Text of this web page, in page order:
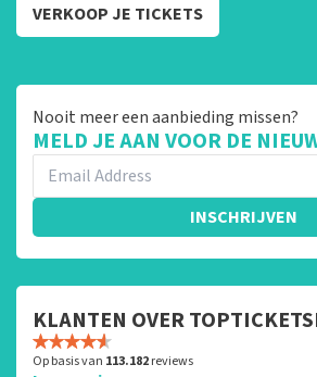
VERKOOP JE TICKETS
Nooit meer een aanbieding missen?
MELD JE AAN VOOR DE
INSCHRIJVEN
KLANTEN OVER
Op basis van 113.182reviews